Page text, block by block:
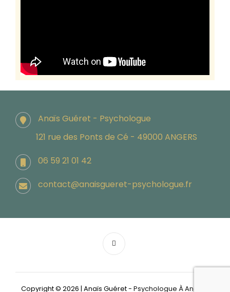
Anaïs Guéret - Psychologue
121 rue des Ponts de Cé - 49000 ANGERS
06 59 21 01 42
contact@anaisgueret-psychologue.fr
Copyright © 2026 | Anaïs Guéret - Psychologue À Angers